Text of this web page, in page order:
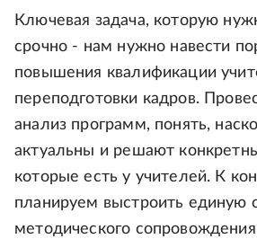
Ключевая задача, которую
срочно - нам нужно навести
повышения квалификации
переподготовки кадров.
анализ программ, понять,
актуальны и решают
которые есть у учителей. К
планируем выстроить единую
методического сопровождения